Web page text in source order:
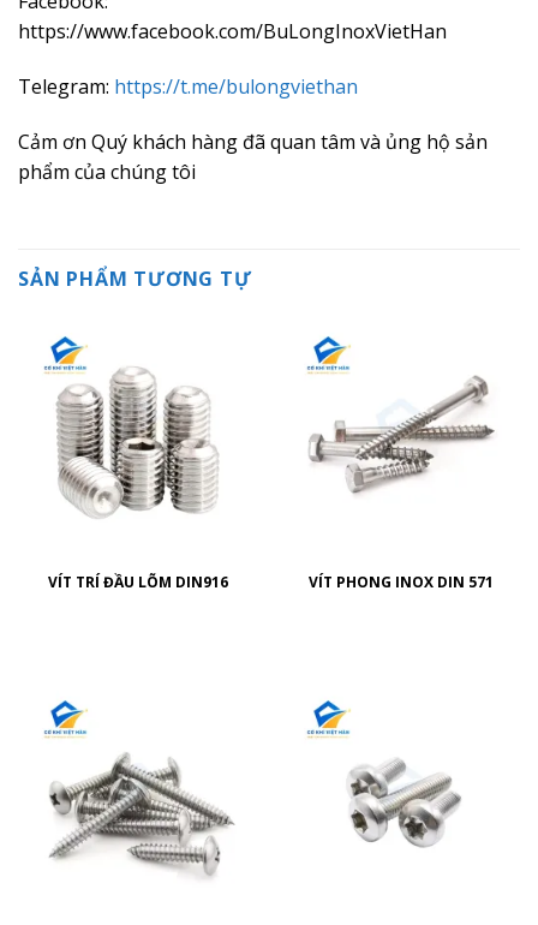
https://www.facebook.com/BuLongInoxVietHan
Telegram: https://t.me/bulongviethan
Cảm ơn Quý khách hàng đã quan tâm và ủng hộ sản
phẩm của chúng tôi
SẢN PHẨM TƯƠNG TỰ
VÍT TRÍ ĐẦU LÕM DIN916 VÍT PHONG INOX DIN 571